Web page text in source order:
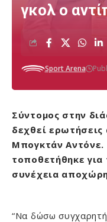
γκολ ο
Sport Arena
Σύντομος στην
δεχθεί
Μπογκτάν Αντόνε.
τοποθετήθηκε
συνέχεια
“Να δώσω